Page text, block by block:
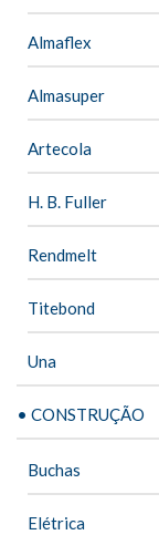
Almaflex
Almasuper
Artecola
H. B. Fuller
Rendmelt
Titebond
Una
• CONSTRUÇÃO
Buchas
Elétrica